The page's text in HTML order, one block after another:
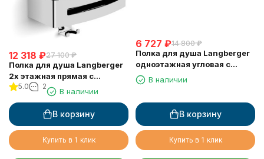
12 318 ₽27 100 ₽
Полка для душа Langberger
2х этажная прямая с
пластиком 75762
5.0 2
В наличии
В корзину
Купить в 1 клик
6 727 ₽14 800 ₽
Полка для душа Langberger
одноэтажная угловая с
пластиком 75660
В наличии
В корзину
Купить в 1 клик